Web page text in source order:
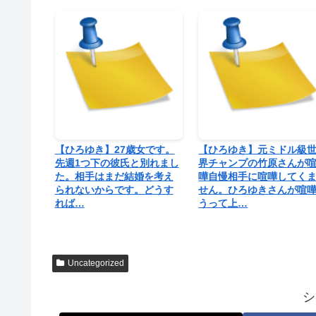
【ひろゆき】27歳女です。
先週1つ下の彼氏と別れまし
た。相手はまだ結婚を考え
られないからです。どうす
れば…
【ひろゆき】元ミドル級世
界チャンプの竹原さんが喧
嘩自慢相手に喧嘩してくま
せん。ひろゆきさんが喧
うって上…
Uncategorized